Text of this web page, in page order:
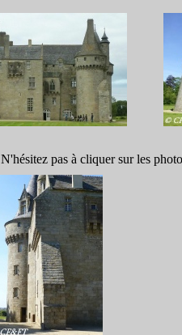
N'hésitez pas à cliquer sur les